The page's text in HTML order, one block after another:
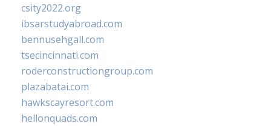
csity2022.org
ibsarstudyabroad.com
bennusehgall.com
tsecincinnati.com
roderconstructiongroup.com
plazabatai.com
hawkscayresort.com
hellonquads.com